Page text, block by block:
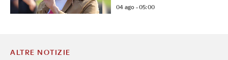
04 ago - 05:00
ALTRE NOTIZIE